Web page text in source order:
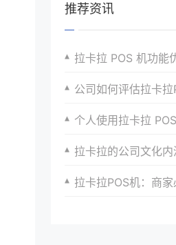
推荐资讯
拉卡拉 POS 机功能
公司如何评估拉卡拉POS
个人使用拉卡拉 POS
拉卡拉的公司文化内
拉卡拉POS机：商家必备